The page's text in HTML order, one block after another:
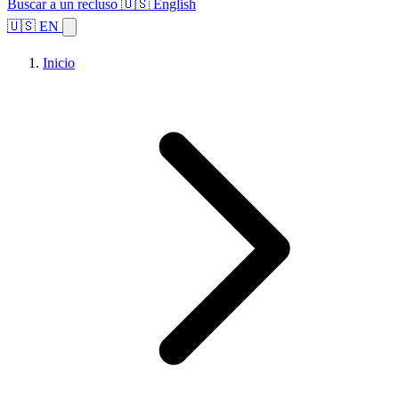
Buscar a un recluso 🇺🇸 English
🇺🇸 EN
Inicio